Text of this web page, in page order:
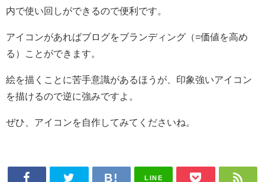
内で使い回しができるので便利です。
アイコンがあればブログをブランディング（=価値を高め
る）ことができます。
絵を描くことに苦手意識があるほうが、印象強いアイコン
を描けるので逆に強みですよ。
ぜひ、アイコンを自作してみてくださいね。
LINE